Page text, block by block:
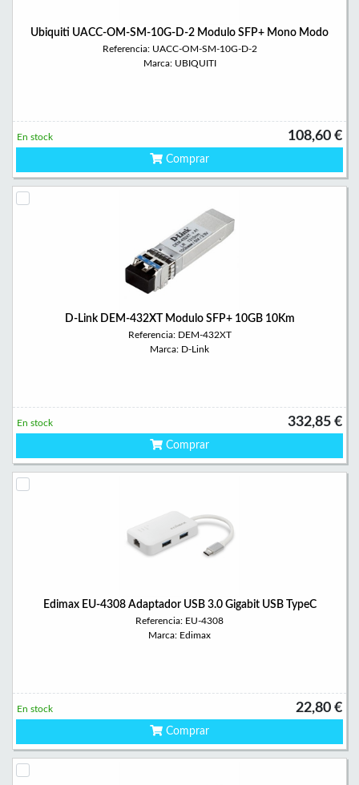
Ubiquiti UACC-OM-SM-10G-D-2 Modulo SFP+ Mono Modo
Referencia: UACC-OM-SM-10G-D-2
Marca: UBIQUITI
108,60 €
En stock
Comprar
D-Link DEM-432XT Modulo SFP+ 10GB 10Km
Referencia: DEM-432XT
Marca: D-Link
332,85 €
En stock
Comprar
Edimax EU-4308 Adaptador USB 3.0 Gigabit USB TypeC
Referencia: EU-4308
Marca: Edimax
22,80 €
En stock
Comprar